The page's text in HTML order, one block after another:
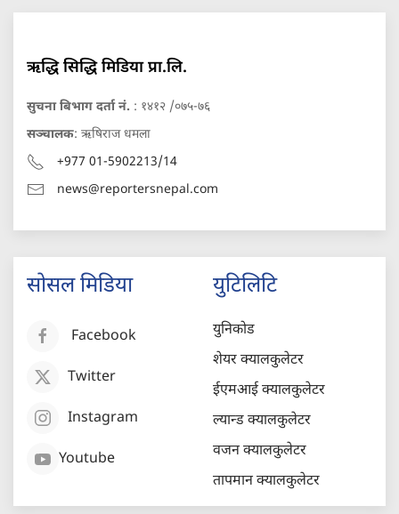
ऋद्धि सिद्धि मिडिया प्रा.लि.
सुचना बिभाग दर्ता नं. : १४१२ /०७५-७६
सञ्चालक: ऋषिराज धमला
+977 01-5902213/14
news@reportersnepal.com
सोसल मिडिया
Facebook
Twitter
Instagram
Youtube
युटिलिटि
युनिकोड
शेयर क्यालकुलेटर
ईएमआई क्यालकुलेटर
ल्यान्ड क्यालकुलेटर
वजन क्यालकुलेटर
तापमान क्यालकुलेटर